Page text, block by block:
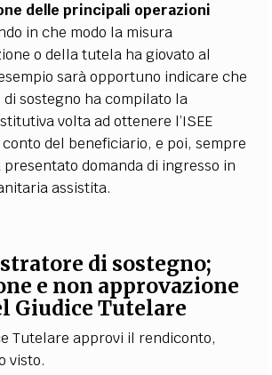
delle principali operazioni
in che modo la misura
o della tutela ha giovato al
sarà opportuno indicare che
di sostegno ha compilato la
volta ad ottenere l’ISEE
del beneficiario, e poi, sempre
domanda di ingresso in
assistita.
di sostegno;
e non approvazione
Giudice Tutelare
Tutelare approvi il rendiconto,
visto.